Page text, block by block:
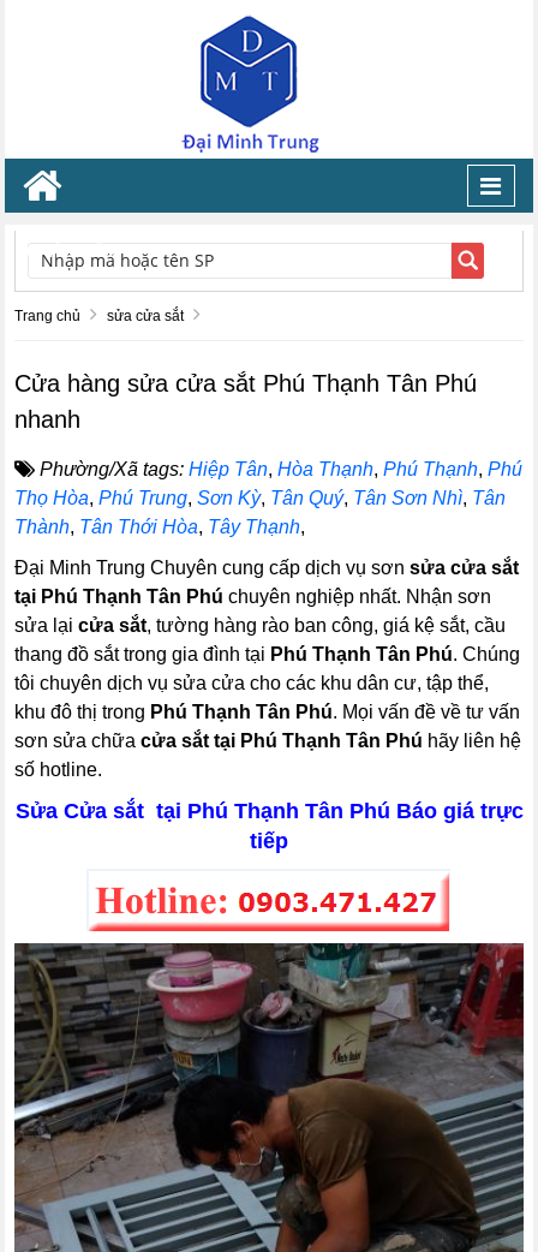
TÌM KIẾM
Trang chủ sửa cửa sắt
Cửa hàng sửa cửa sắt Phú Thạnh Tân Phú
nhanh
Phường/Xã tags: Hiệp Tân,Hòa Thạnh,Phú Thạnh,Phú
Thọ Hòa,Phú Trung,Sơn Kỳ, Tân Quý, Tân Sơn Nhì, Tân
Thành, Tân Thới Hòa, Tây Thạnh,
Đại Minh Trung Chuyên cung cấp dịch vụ sơn sửa cửa sắt
tại Phú Thạnh Tân Phú chuyên nghiệp nhất. Nhận sơn
sửa lạicửa sắt, tường hàng rào ban công, giá kệ sắt, cầu
thang đồ sắt trong gia đình tại Phú Thạnh Tân Phú. Chúng
tôi chuyên dịch vụ sửa cửa cho các khu dân cư, tập thể,
khu đô thị trong Phú Thạnh Tân Phú. Mọi vấn đề về tư vấn
sơn sửa chữacửa sắt tại Phú Thạnh Tân Phú hãy liên hệ
số hotline.
Sửa Cửa sắt tại Phú Thạnh Tân Phú Báo giá trực
tiếp